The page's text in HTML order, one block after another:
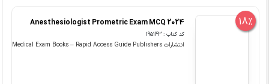
18%
Anesthesiologist Prometric Exam MCQ 2024
کد کتاب : 195143
انتشارات Medical Exam Books – Rapid Access Guide Publishers